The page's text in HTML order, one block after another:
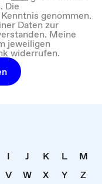
Die
genommen.
Daten zur
Meine
jeweiligen
widerrufen.
I J K L
M
V W X Y
Z